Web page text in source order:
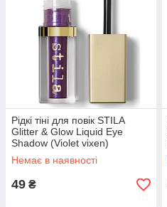
Рідкі тіні для повік STILA
Glitter & Glow Liquid Eye
Shadow (Violet vixen)
Немає в наявності
49 ₴